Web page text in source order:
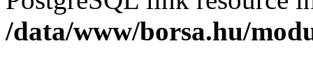
/data/www/borsa.hu/